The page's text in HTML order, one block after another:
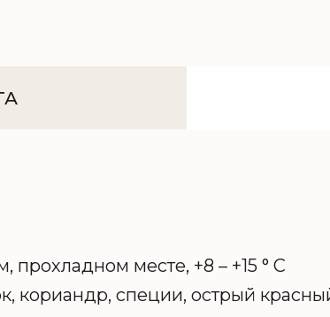
прохладном месте, +8 – +15 ° C
кориандр, специи, острый